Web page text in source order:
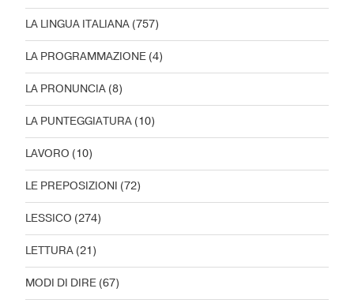
LA LINGUA ITALIANA (757)
LA PROGRAMMAZIONE (4)
LA PRONUNCIA (8)
LA PUNTEGGIATURA (10)
LAVORO (10)
LE PREPOSIZIONI (72)
LESSICO (274)
LETTURA (21)
MODI DI DIRE (67)